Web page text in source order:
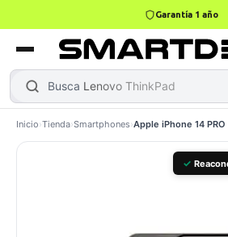
4,9 · +800 reseñas
Busca Lenovo ThinkPad
Inicio›Tienda›Smartphones›Apple iPhone 14 PRO
✓